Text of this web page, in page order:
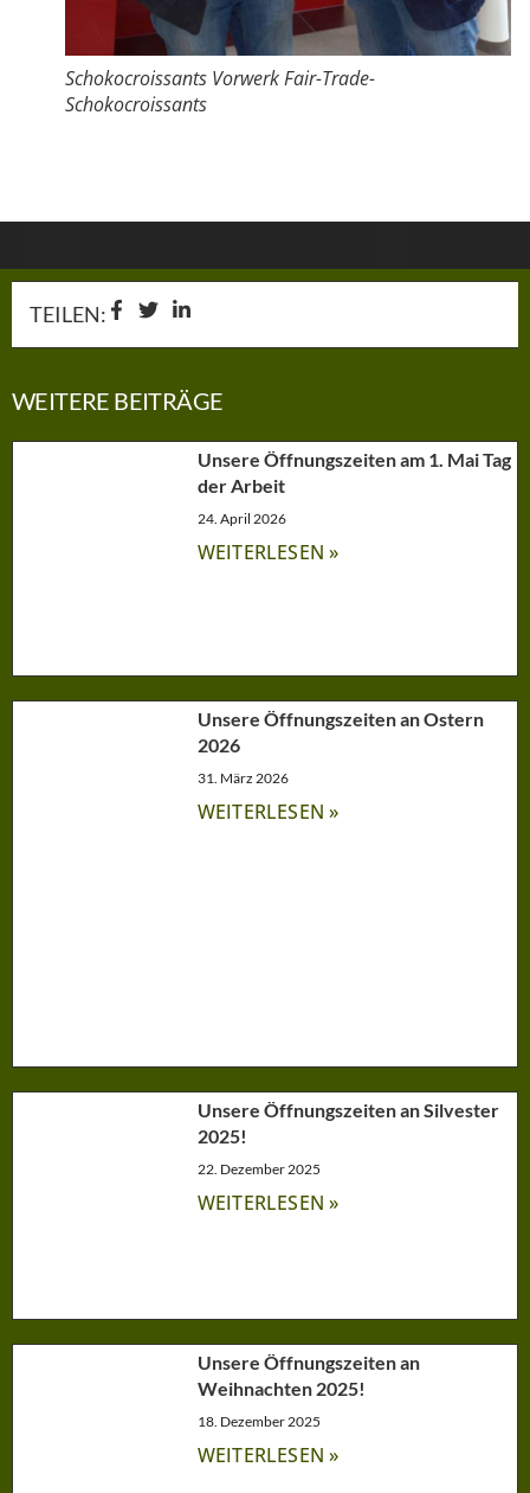
Schokocroissants Vorwerk Fair-Trade-
Schokocroissants
TEILEN:
WEITERE BEITRÄGE
Unsere Öffnungszeiten am 1. Mai Tag
der Arbeit
24. April 2026
WEITERLESEN »
Unsere Öffnungszeiten an Ostern
2026
31. März 2026
WEITERLESEN »
Unsere Öffnungszeiten an Silvester
2025!
22. Dezember 2025
WEITERLESEN »
Unsere Öffnungszeiten an
Weihnachten 2025!
18. Dezember 2025
WEITERLESEN »